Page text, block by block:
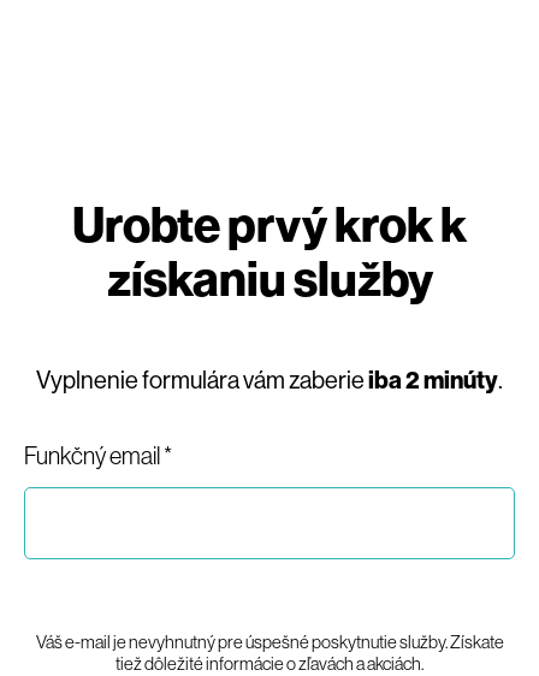
Urobte prvý krok k
získaniu služby
Vyplnenie formulára vám zaberieiba 2 minúty.
Funkčný email *
Váš e-mail je nevyhnutný pre úspešné poskytnutie služby. Získate
tiež dôležité informácie o zľavách a akciách.